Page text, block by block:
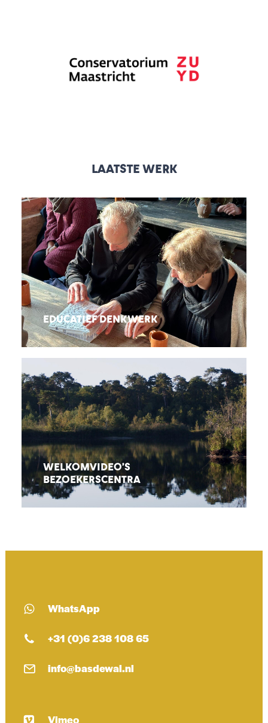
LAATSTE WERK
EDUCATIEF DENKWERK
WELKOMVIDEO’S
BEZOEKERSCENTRA
WhatsApp
+31 (0)6 238 108 65
info@basdewal.nl
Vimeo